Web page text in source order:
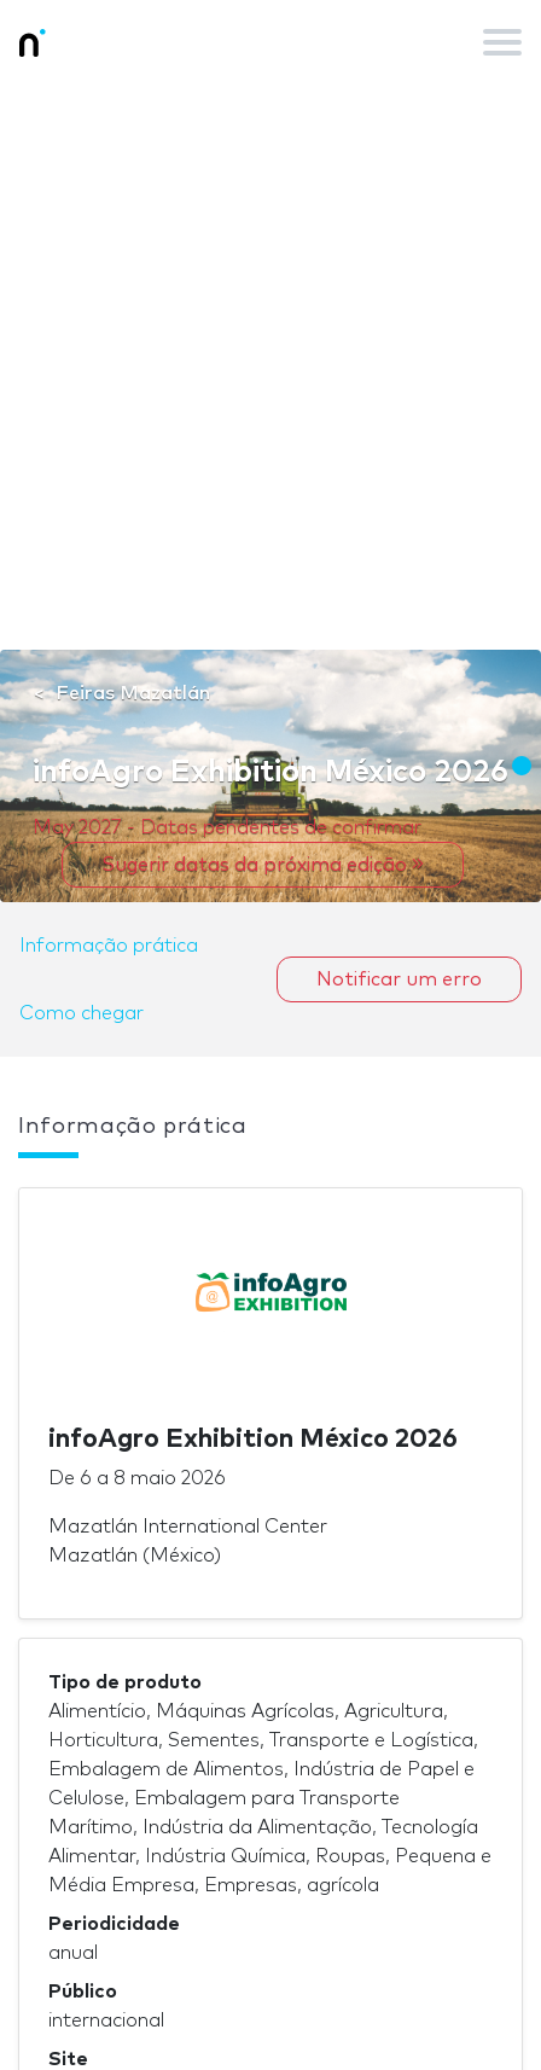
Feiras Mazatlán
infoAgro Exhibition México 2026
May 2027 - Datas pendentes de confirmar
Sugerir datas da próxima edição
Informação prática
Como chegar
Notificar um erro
Informação prática
infoAgro Exhibition México 2026
De 6 a 8 maio 2026
Mazatlán International Center
Mazatlán (México)
Tipo de produto
Alimentício, Máquinas Agrícolas, Agricultura,
Horticultura, Sementes, Transporte e Logística,
Embalagem de Alimentos, Indústria de Papel e
Celulose, Embalagem para Transporte
Marítimo, Indústria da Alimentação, Tecnología
Alimentar, Indústria Química, Roupas, Pequena e
Média Empresa, Empresas, agrícola
Periodicidade
anual
Público
internacional
Site